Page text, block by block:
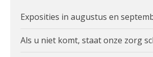
Exposities in augustus en
Als u niet komt, staat onze zorg